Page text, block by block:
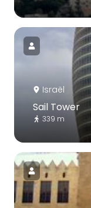
Israël
Sail Tower
339 m